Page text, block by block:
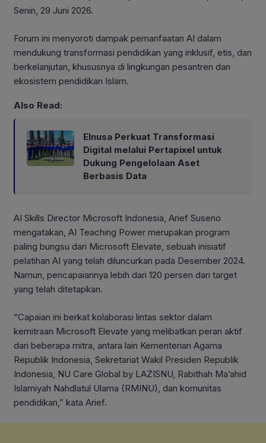
Senin, 29 Juni 2026.
Forum ini menyoroti dampak pemanfaatan AI dalam
mendukung transformasi pendidikan yang inklusif, etis, dan
berkelanjutan, khususnya di lingkungan pesantren dan
ekosistem pendidikan Islam.
Also Read:
Elnusa Perkuat Transformasi
Digital melalui Pertapixel untuk
Dukung Pengelolaan Aset
Berbasis Data
AI Skills Director Microsoft Indonesia, Arief Suseno
mengatakan, AI Teaching Power merupakan program
paling bungsu dari Microsoft Elevate, sebuah inisiatif
pelatihan AI yang telah diluncurkan pada Desember 2024.
Namun, pencapaiannya lebih dari 120 persen dari target
yang telah ditetapkan.
“Capaian ini berkat kolaborasi lintas sektor dalam
kemitraan Microsoft Elevate yang melibatkan peran aktif
dari beberapa mitra, antara lain Kementerian Agama
Republik Indonesia, Sekretariat Wakil Presiden Republik
Indonesia, NU Care Global by LAZISNU, Rabithah Ma’ahid
Islamiyah Nahdlatul Ulama (RMINU), dan komunitas
pendidikan,” kata Arief.